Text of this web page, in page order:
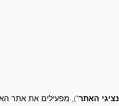
נציגי האתר